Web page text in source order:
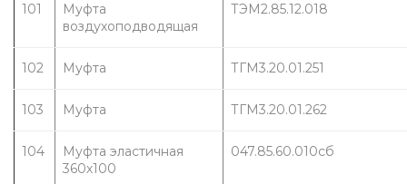
101
Муфта
воздухоподводящая
ТЭМ2.85.12.018
102 Муфта ТГМ3.20.01.251
103 Муфта ТГМ3.20.01.262
104
Муфта эластичная
360х100
047.85.60.010сб